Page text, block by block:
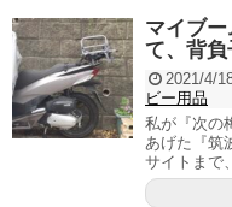
マイブ
て、背負
2021/4/
ビー用品
私が『次の
あげた『筑
サイトまで